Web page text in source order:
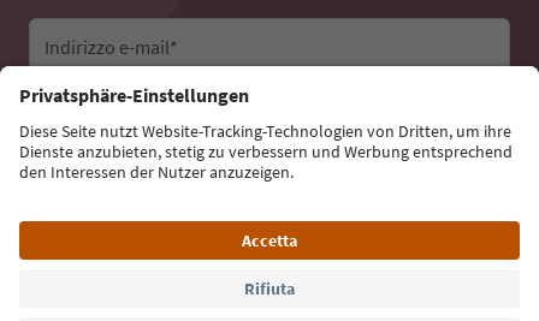
Indirizzo e-mail*
Iscriviti alla newsletter